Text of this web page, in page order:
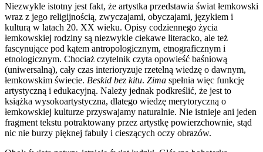
Niezwykle istotny jest fakt, że artystka przedstawia świat łemkowski
wraz z jego religijnością, zwyczajami, obyczajami, językiem i
kulturą w latach 20. XX wieku. Opisy codziennego życia
łemkowskiej rodziny są niezwykle ciekawe literacko, ale też
fascynujące pod kątem antropologicznym, etnograficznym i
etnologicznym. Chociaż czytelnik czyta opowieść baśniową
(uniwersalną), cały czas interioryzuje rzetelną wiedzę o dawnym,
łemkowskim świecie. Beskid bez kitu. Zima spełnia więc funkcję
artystyczną i edukacyjną. Należy jednak podkreślić, że jest to
książka wysokoartystyczna, dlatego wiedzę merytoryczną o
łemkowskiej kulturze przyswajamy naturalnie. Nie istnieje ani jeden
fragment tekstu potraktowany przez artystkę powierzchownie, stąd
nic nie burzy pięknej fabuły i cieszących oczy obrazów.